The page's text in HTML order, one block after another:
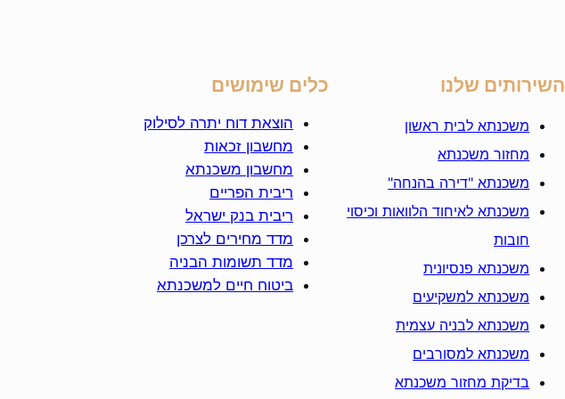
השירותים שלנו
משכנתא לבית ראשון
מחזור משכנתא
משכנתא "דירה בהנחה"
משכנתא לאיחוד הלוואות וכיסוי
חובות
משכנתא פנסיונית
משכנתא למשקיעים
משכנתא לבניה עצמית
משכנתא למסורבים
בדיקת מחזור משכנתא
כלים שימושים
הוצאת דוח יתרה לסילוק
מחשבון זכאות
מחשבון משכנתא
ריבית הפריים
ריבית בנק ישראל
מדד מחירים לצרכן
מדד תשומות הבניה
ביטוח חיים למשכנתא